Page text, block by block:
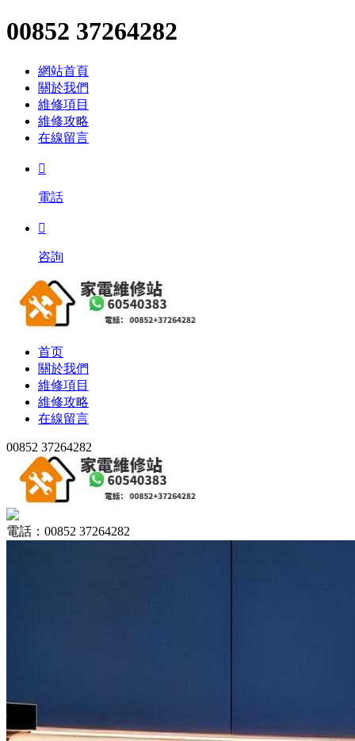
00852 37264282
網站首頁
關於我們
維修項目
維修攻略
在線留言

電話

咨詢
首页
關於我們
維修項目
維修攻略
在線留言
00852 37264282
電話：00852 37264282